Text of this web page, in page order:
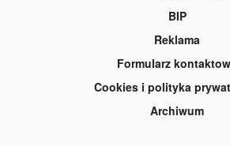
BIP
Reklama
Formularz
Cookies i polityka
Archiwum